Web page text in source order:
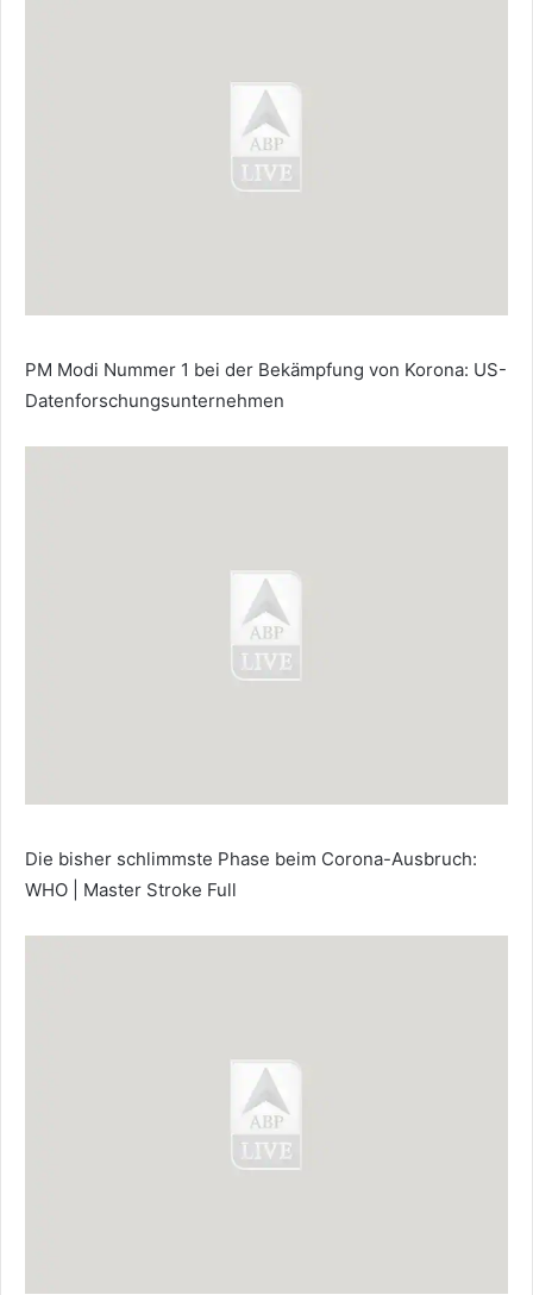
PM Modi Nummer 1 bei der Bekämpfung von Korona: US-
Datenforschungsunternehmen
Die bisher schlimmste Phase beim Corona-Ausbruch:
WHO | Master Stroke Full